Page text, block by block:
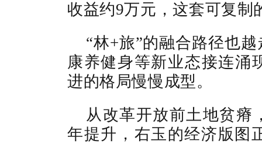
收益约9万元，这套可复制
“林+旅”的融合路径也
康养健身等新业态接连涌
进的格局慢慢成型。
从改革开放前土地贫瘠
年提升，右玉的经济版图